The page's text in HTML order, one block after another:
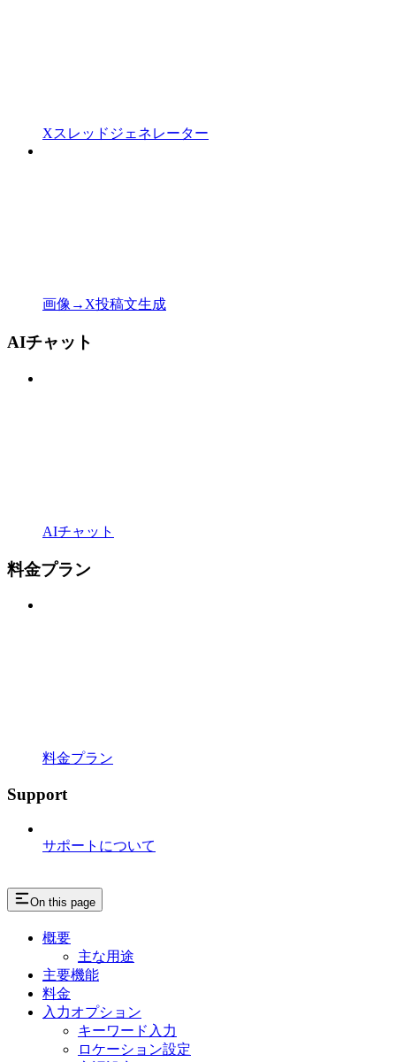
Xスレッドジェネレーター
画像→X投稿文生成
AIチャット
AIチャット
料金プラン
料金プラン
Support
サポートについて
On this page
概要
主な用途
主要機能
料金
入力オプション
キーワード入力
ロケーション設定